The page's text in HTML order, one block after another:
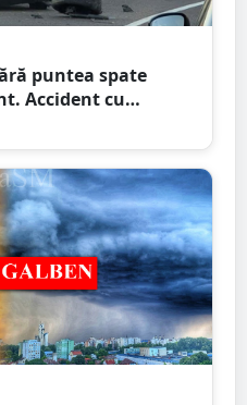
puntea spate
Accident cu
din Satu Mare